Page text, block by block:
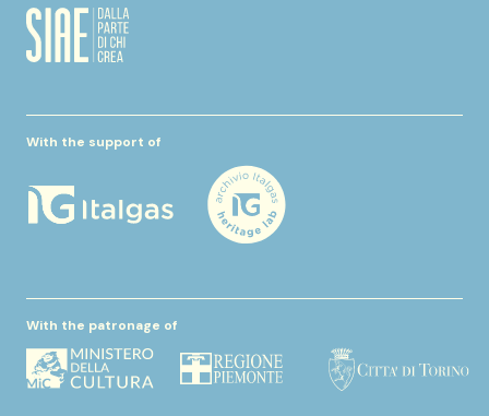
With the support of
With the patronage of